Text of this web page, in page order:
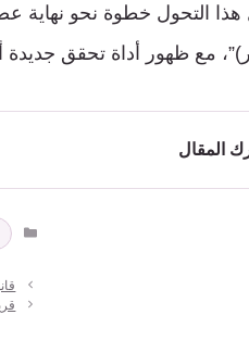
هذا التحول خطوة نحو نهاية
مع ظهور أداة تحقق جديدة
المقال